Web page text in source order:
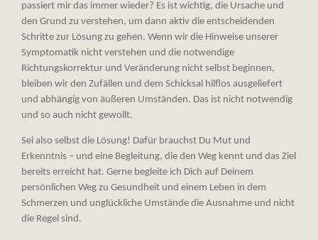
passiert mir das immer wieder? Es ist wichtig, die Ursache und
den Grund zu verstehen, um dann aktiv die entscheidenden
Schritte zur Lösung zu gehen. Wenn wir die Hinweise unserer
Symptomatik nicht verstehen und die notwendige
Richtungskorrektur und Veränderung nicht selbst beginnen,
bleiben wir den Zufällen und dem Schicksal hilflos ausgeliefert
und abhängig von äußeren Umständen. Das ist nicht notwendig
und so auch nicht gewollt.
Sei also selbst die Lösung! Dafür brauchst Du Mut und
Erkenntnis – und eine Begleitung, die den Weg kennt und das Ziel
bereits erreicht hat. Gerne begleite ich Dich auf Deinem
persönlichen Weg zu Gesundheit und einem Leben in dem
Schmerzen und unglückliche Umstände die Ausnahme und nicht
die Regel sind.